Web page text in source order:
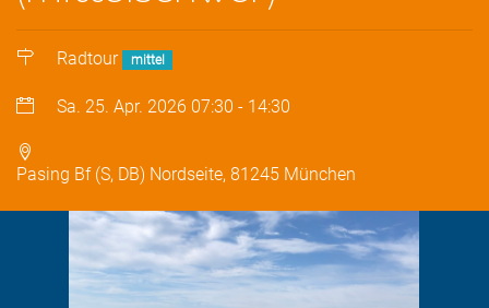
Radtour mittel
Sa. 25. Apr. 2026 07:30 - 14:30
Pasing Bf (S, DB) Nordseite, 81245 München